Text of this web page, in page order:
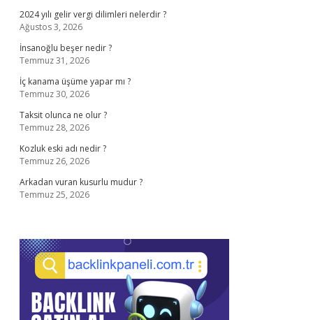
2024 yılı gelir vergi dilimleri nelerdir ?
Ağustos 3, 2026
İnsanoğlu beşer nedir ?
Temmuz 31, 2026
İç kanama üşüme yapar mı ?
Temmuz 30, 2026
Taksit olunca ne olur ?
Temmuz 28, 2026
Kozluk eski adı nedir ?
Temmuz 26, 2026
Arkadan vuran kusurlu mudur ?
Temmuz 25, 2026